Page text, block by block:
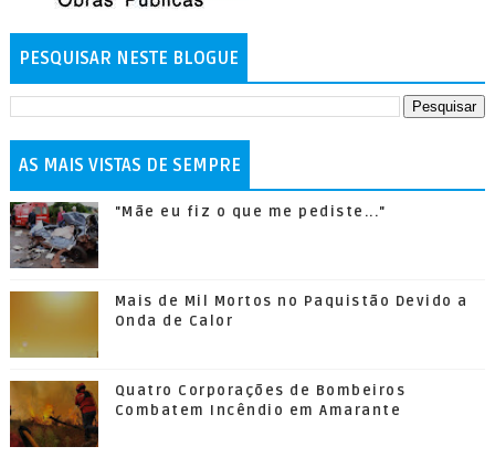
PESQUISAR NESTE BLOGUE
AS MAIS VISTAS DE SEMPRE
"Mãe eu fiz o que me pediste..."
Mais de Mil Mortos no Paquistão Devido a
Onda de Calor
Quatro Corporações de Bombeiros
Combatem Incêndio em Amarante